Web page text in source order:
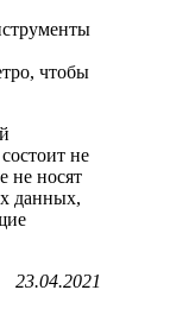
чтобы
не
не носят
данных,
23.04.2021